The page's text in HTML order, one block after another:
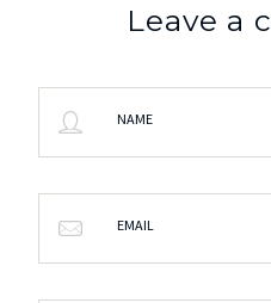
Leave a
NAME
EMAIL